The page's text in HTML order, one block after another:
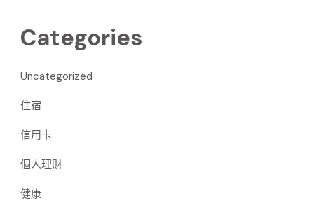
Categories
Uncategorized
住宿
信用卡
個人理財
健康